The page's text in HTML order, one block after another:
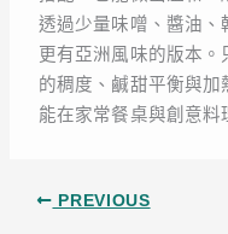
透過少量味噌、醬油、
更有亞洲風味的版本
的稠度、鹹甜平衡與
能在家常餐桌與創意料
PREVIOUS